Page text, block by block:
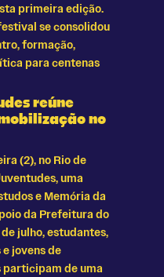
primeira edição.
se consolidou
formação,
para centenas
reúne
no
(2), no Rio de
uma
e Memória da
da Prefeitura do
julho, estudantes,
jovens de
de uma